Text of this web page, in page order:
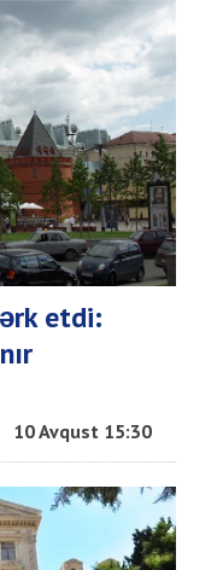
etdi:
10 Avqust 15:30